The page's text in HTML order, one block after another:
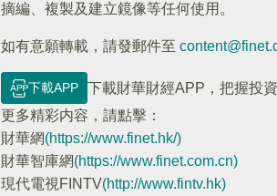
摘編、複製及建立鏡像等任何使用。
如有意願轉載，請發郵件至
下載APP
下載財華財經APP，把握投
更多精彩内容，請點擊：
財華網(https://www.finet.hk/)
財華智庫網(https://www.finet.com.cn)
現代電視FINTV(http://www.fintv.hk)